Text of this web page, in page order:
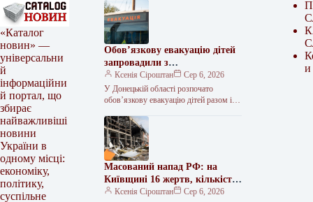
«Каталог
новин» —
універсальни
й
інформаційни
й портал, що
збирає
найважливіші
новини
України в
одному місці:
економіку,
політику,
суспільне
Обов’язкову евакуацію дітей
запровадили з
найнебезпечніших зон
Краматорська та двох сусідніх
селищ.
Ксенія Сіроштан
Сер 6, 2026
У Донецькій області розпочато
обов’язкову евакуацію дітей разом із
Красноторка та Біленьке, а також
найбільш вразливих…
Масований напад РФ: на
Київщині 16 жертв, кількість
поранених сягнула 36
Ксенія Сіроштан
Сер 6, 2026
и